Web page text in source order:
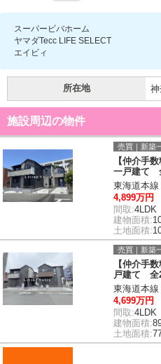
スーパービバホーム
ヤマダTecc LIFE SELECT
エイビィ
所在地
施設周辺の物件
売買｜新築
【仲介手
一戸建て
東海道本
4,899万円
間取:4LDK
建物面積:
土地面積:
売買｜新築
【仲介手
戸建て 全
東海道本
4,699万円
間取:4LDK
建物面積:
土地面積: